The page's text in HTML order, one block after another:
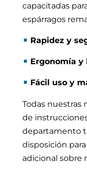
capacitadas
espárragos
Rapidez y
Ergonomía y
Fácil uso y
Todas nuestras
de
departamento
disposición
adicional sobre